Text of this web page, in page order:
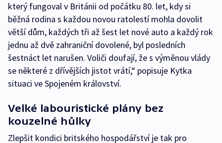
který fungoval v Británii od počátku 80. let, kdy si
běžná rodina s každou novou ratolestí mohla dovolit
větší dům, každých tři až šest let nové auto a každý rok
jednu až dvě zahraniční dovolené, byl posledních
šestnáct let narušen. Voliči doufají, že s výměnou vlády
se některé z dřívějších jistot vrátí,“ popisuje Kytka
situaci ve Spojeném království.
Velké labouristické plány bez
kouzelné hůlky
Zlepšit kondici britského hospodářství je tak pro